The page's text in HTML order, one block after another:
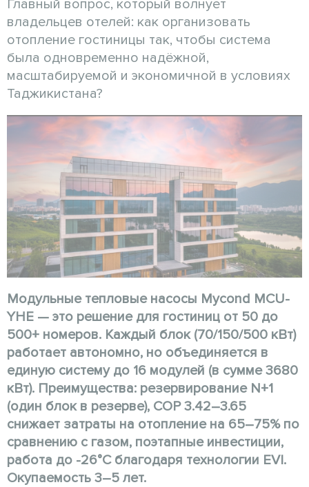
Главный вопрос, который волнует
владельцев отелей: как организовать
отопление гостиницы так, чтобы система
была одновременно надёжной,
масштабируемой и экономичной в условиях
Таджикистана?
Модульные тепловые насосы Mycond MCU-
YHE — это решение для гостиниц от 50 до
500+ номеров. Каждый блок (70/150/500 кВт)
работает автономно, но объединяется в
единую систему до 16 модулей (в сумме 3680
кВт). Преимущества: резервирование N+1
(один блок в резерве), COP 3.42–3.65
снижает затраты на отопление на 65–75% по
сравнению с газом, поэтапные инвестиции,
работа до -26°C благодаря технологии EVI.
Окупаемость 3–5 лет.